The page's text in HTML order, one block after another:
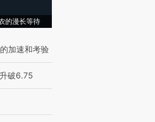
的漫长等待
加速和考验
破6.75